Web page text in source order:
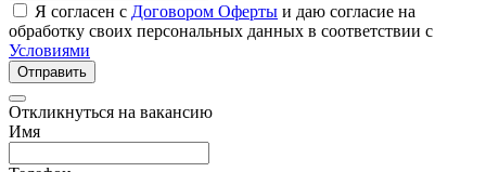
Я согласен с Договором Оферты и даю согласие на
обработку своих персональных данных в соответствии с
Условиями
Отправить
Откликнуться на вакансию
Имя